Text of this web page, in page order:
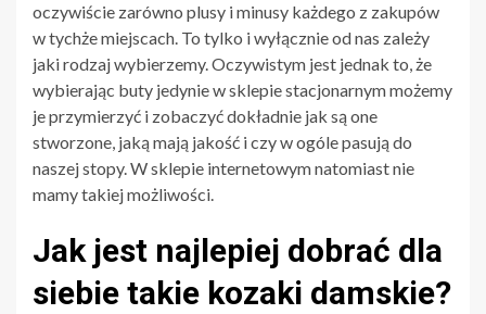
oczywiście zarówno plusy i minusy każdego z zakupów
w tychże miejscach. To tylko i wyłącznie od nas zależy
jaki rodzaj wybierzemy. Oczywistym jest jednak to, że
wybierając buty jedynie w sklepie stacjonarnym możemy
je przymierzyć i zobaczyć dokładnie jak są one
stworzone, jaką mają jakość i czy w ogóle pasują do
naszej stopy. W sklepie internetowym natomiast nie
mamy takiej możliwości.
Jak jest najlepiej dobrać dla
siebie takie kozaki damskie?